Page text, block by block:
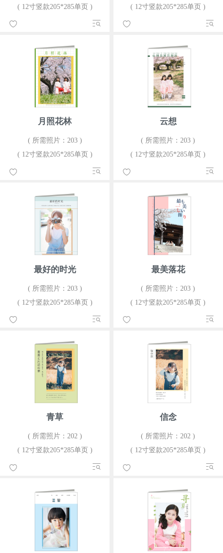
( 12寸竖款205*285单页 )
( 12寸竖款205*285单页 )
月照花林
( 所需照片：203 )
( 12寸竖款205*285单页 )
云想
( 所需照片：203 )
( 12寸竖款205*285单页 )
最好的时光
( 所需照片：203 )
( 12寸竖款205*285单页 )
最美落花
( 所需照片：203 )
( 12寸竖款205*285单页 )
青草
( 所需照片：202 )
( 12寸竖款205*285单页 )
信念
( 所需照片：202 )
( 12寸竖款205*285单页 )